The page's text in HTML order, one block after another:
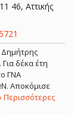
46, Αττικής
δέκα έτη
ΓΝΑ
Αποκόμισε
Περισσότερες